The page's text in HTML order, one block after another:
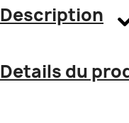
Description
Details du